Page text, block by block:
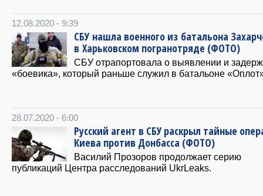
12.08.2020 - 9:39
СБУ нашла военного из батальона
в Харьковском погранотряде (ФОТО)
СБУ отрапортовала о выявлении и
«боевика», который раньше служил в батальоне
28.07.2020 - 6:00
Русский агент в СБУ раскрыл тайные
Киева против Донбасса (ФОТО)
Василий Прозоров продолжает серию
публикаций Центра расследований UkrLeaks.